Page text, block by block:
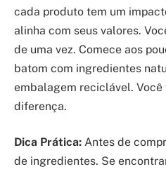
cada produto tem um
alinha com seus valores.
de uma vez. Comece aos
batom com ingredientes
embalagem reciclável. Você
diferença.
Dica Prática: Antes de
de ingredientes. Se